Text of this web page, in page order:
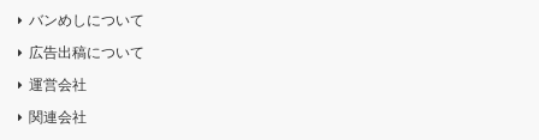
バンめしについて
広告出稿について
運営会社
関連会社